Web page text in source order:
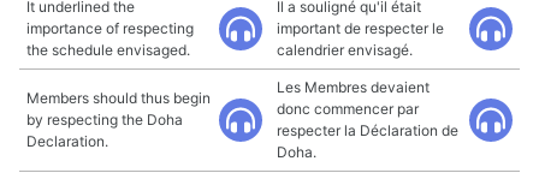
It underlined the
importance of respecting
the schedule envisaged.
Il a souligné qu'il était
important de respecter le
calendrier envisagé.
Members should thus begin
by respecting the Doha
Declaration.
Les Membres devaient
donc commencer par
respecter la Déclaration de
Doha.